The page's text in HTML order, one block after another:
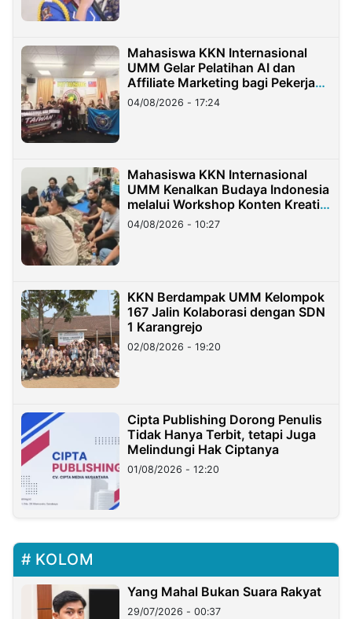
Mahasiswa KKN Internasional
UMM Gelar Pelatihan AI dan
Affiliate Marketing bagi Pekerja
Migran Indonesia di Taiwan
04/08/2026 - 17:24
Mahasiswa KKN Internasional
UMM Kenalkan Budaya Indonesia
melalui Workshop Konten Kreatif
di Taiwan
04/08/2026 - 10:27
KKN Berdampak UMM Kelompok
167 Jalin Kolaborasi dengan SDN
1 Karangrejo
02/08/2026 - 19:20
Cipta Publishing Dorong Penulis
Tidak Hanya Terbit, tetapi Juga
Melindungi Hak Ciptanya
01/08/2026 - 12:20
KOLOM
Yang Mahal Bukan Suara Rakyat
29/07/2026 - 00:37